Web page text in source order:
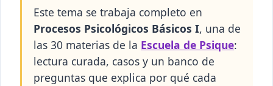
Este tema se trabaja completo en
Procesos Psicológicos Básicos I, una de
las 30 materias de la Escuela de Psique:
lectura curada, casos y un banco de
preguntas que explica por qué cada